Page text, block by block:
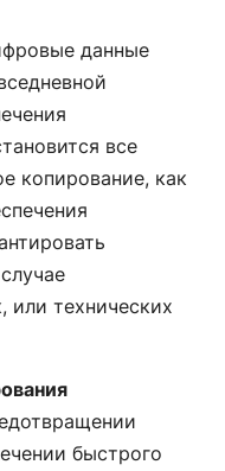
данные
все
копирование, как
или технических
быстрого